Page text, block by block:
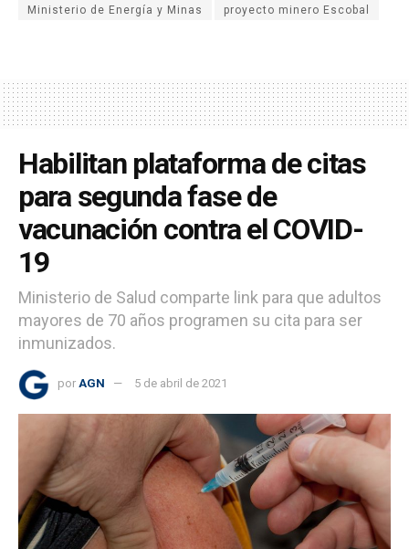
Ministerio de Energía y Minas proyecto minero Escobal
Habilitan plataforma de citas
para segunda fase de
vacunación contra el COVID-
19
Ministerio de Salud comparte link para que adultos
mayores de 70 años programen su cita para ser
inmunizados.
por AGN 5 de abril de 2021